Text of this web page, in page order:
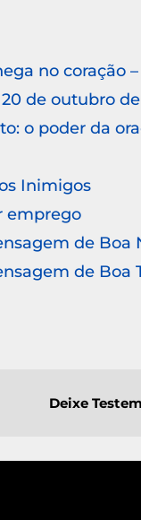
no coração –
de outubro de
o poder da
Inimigos
emprego
de Boa
de Boa
Deixe